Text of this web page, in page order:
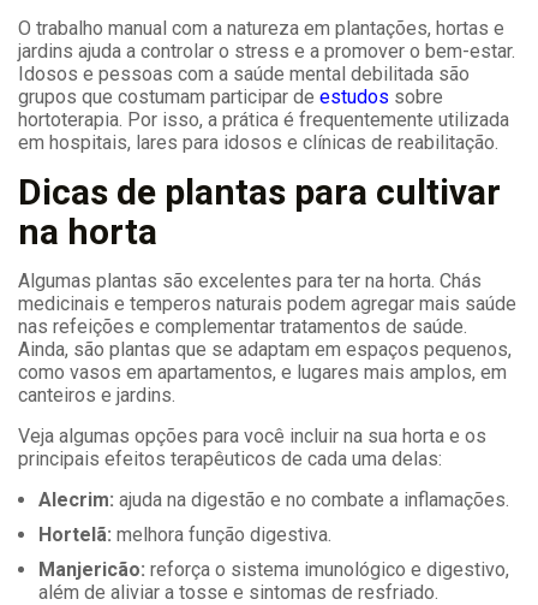
O trabalho manual com a natureza em plantações, hortas e
jardins ajuda a controlar o stress e a promover o bem-estar.
Idosos e pessoas com a saúde mental debilitada são
grupos que costumam participar de estudos sobre
hortoterapia. Por isso, a prática é frequentemente utilizada
em hospitais, lares para idosos e clínicas de reabilitação.
Dicas de plantas para cultivar
na horta
Algumas plantas são excelentes para ter na horta. Chás
medicinais e temperos naturais podem agregar mais saúde
nas refeições e complementar tratamentos de saúde.
Ainda, são plantas que se adaptam em espaços pequenos,
como vasos em apartamentos, e lugares mais amplos, em
canteiros e jardins.
Veja algumas opções para você incluir na sua horta e os
principais efeitos terapêuticos de cada uma delas:
Alecrim: ajuda na digestão e no combate a inflamações.
Hortelã: melhora função digestiva.
Manjericão: reforça o sistema imunológico e digestivo,
além de aliviar a tosse e sintomas de resfriado.